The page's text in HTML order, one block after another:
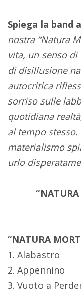
Spiega la band
nostra “Natura
vita, un senso
di disillusione
autocritica
sorriso sulle
quotidiana
al tempo stesso.
materialismo
urlo
“NATURA
1. Alabastro
2. Appennino
3. Vuoto a